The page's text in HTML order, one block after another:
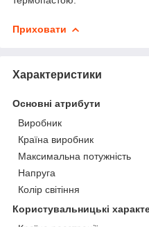
Приховати
Характеристики
Основні атрибути
Виробник
Країна виробник
Максимальна потужність
Напруга
Колір світіння
Користувальницькі